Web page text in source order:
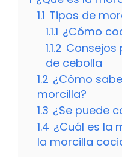
1.1 Tipos de
1.1.1 ¿Cómo
1.1.2 Consejos
de cebolla
1.2 ¿Cómo
morcilla?
1.3 ¿Se puede
1.4 ¿Cuál es la
la morcilla